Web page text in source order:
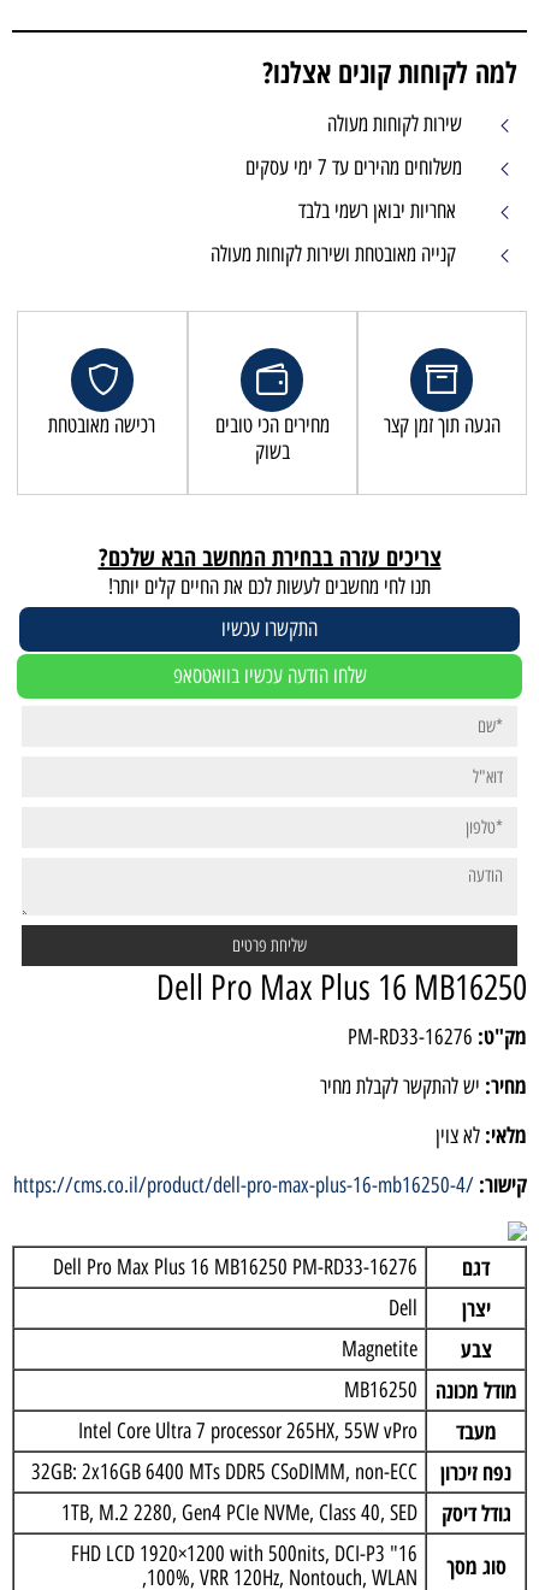
למה לקוחות קונים אצלנו?
שירות לקוחות מעולה
משלוחים מהירים עד 7 ימי עסקים
אחריות יבואן רשמי בלבד
קנייה מאובטחת ושירות לקוחות מעולה
הגעה תוך זמן קצר
מחירים הכי טובים
בשוק
רכישה מאובטחת
צריכים עזרה בבחירת המחשב הבא שלכם?
תנו לחי מחשבים לעשות לכם את החיים קלים יותר!
התקשרו עכשיו
שלחו הודעה עכשיו בוואטסאפ
Dell Pro Max Plus 16 MB16250
מק"ט: PM-RD33-16276
מחיר: יש להתקשר לקבלת מחיר
מלאי: לא צוין
קישור: https://cms.co.il/product/dell-pro-max-plus-16-mb16250-4/
דגם Dell Pro Max Plus 16 MB16250 PM-RD33-16276
יצרן Dell
צבע Magnetite
מודל מכונה MB16250
מעבד Intel Core Ultra 7 processor 265HX, 55W vPro
נפח זיכרון 32GB: 2x16GB 6400 MTs DDR5 CSoDIMM, non-ECC
גודל דיסק 1TB, M.2 2280, Gen4 PCIe NVMe, Class 40, SED
סוג מסך
16" FHD LCD 1920×1200 with 500nits, DCI-P3
100%, VRR 120Hz, Nontouch, WLAN,